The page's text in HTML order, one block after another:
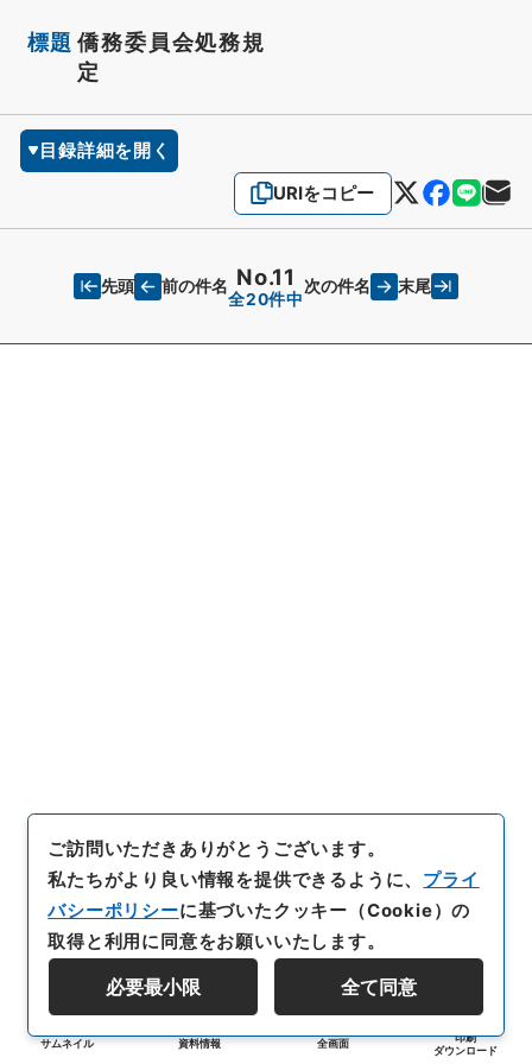
標題 僑務委員会処務規
定
目録詳細を開く
URIをコピー
先頭 前の件名 No.11
全20件中
次の件名 末尾
サムネイル 資料情報 全画面
印刷
ダウンロード
ご訪問いただきありがとうございます。
私たちがより良い情報を提供できるように、 プライ
バシーポリシーに基づいたクッキー（Cookie）の
取得と利用に同意をお願いいたします。
必要最小限 全て同意